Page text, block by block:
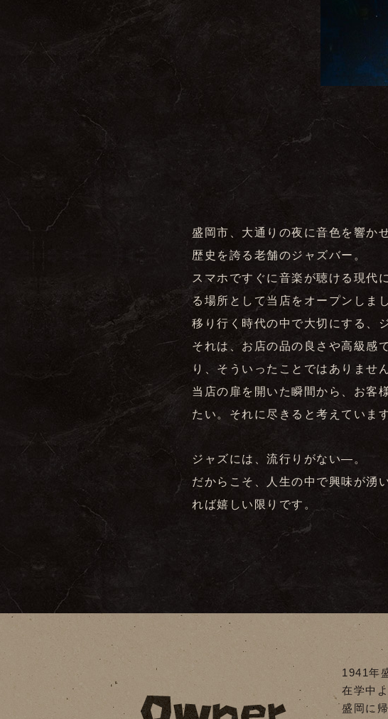
盛岡市、大通りの夜に音色を響か
歴史を誇る老舗のジャズバー。
スマホですぐに音楽が聴ける現代
る場所として当店をオープンしまし
移り行く時代の中で大切にする、
それは、お店の品の良さや高級感
り、そういったことではありません
当店の扉を開いた瞬間から、お客
たい。それに尽きると考えています
ジャズには、流行りがない―。
だからこそ、人生の中で興味が湧
れば嬉しい限りです。
1941年
在学中
盛岡に